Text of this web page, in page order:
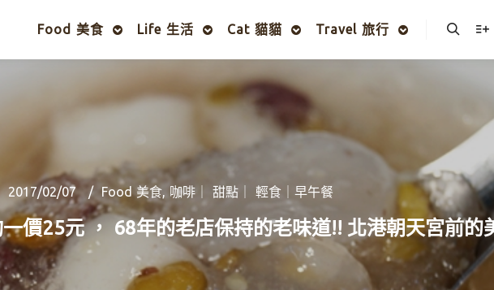
Food 美食 Life 生活 Cat 貓貓 Travel 旅行
2017/02/07 Food 美食, 咖啡｜ 甜點｜ 輕食｜早午餐
價25元 ， 68年的老店保持的老味道!! 北港朝天宮前的